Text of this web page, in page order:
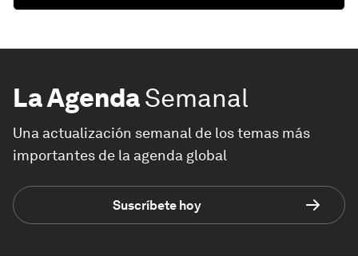
La AgendaSemanal
Una actualización semanal de los temas más
importantes de la agenda global
Suscríbete hoy